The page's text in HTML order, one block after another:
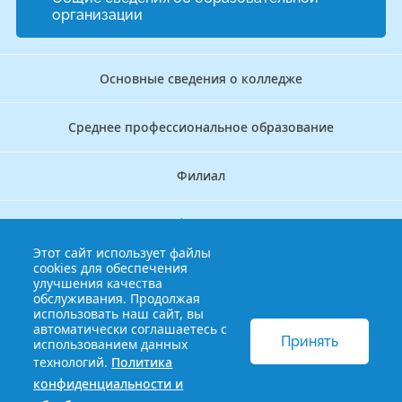
организации
Основные сведения о колледже
Среднее профессиональное образование
Филиал
Дополнительное профессиональное образование
Аккредитационно — симуляционный центр
Бережливый колледж
© 2013-2021 Краснодарский краевой базовый медицинский
колледж
Политика конфиденциальности и обработки
Этот сайт использует файлы
cookies для обеспечения
улучшения качества
обслуживания. Продолжая
использовать наш сайт, вы
автоматически соглашаетесь с
использованием данных
технологий. Политика
конфиденциальности и
Принять